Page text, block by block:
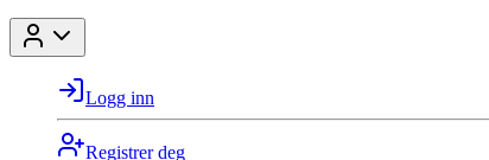
Logg inn
Registrer deg